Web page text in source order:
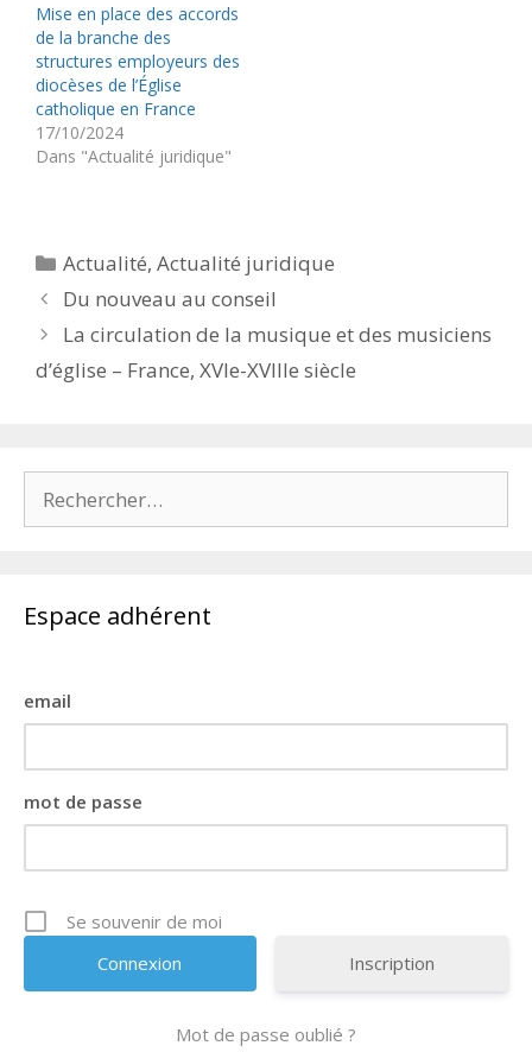
Mise en place des accords
de la branche des
structures employeurs des
diocèses de l’Église
catholique en France
17/10/2024
Dans "Actualité juridique"
Catégories
Actualité,Actualité juridique
Du nouveau au conseil
La circulation de la musique et des musiciens
d’église – France, XVIe-XVIIIe siècle
Espace adhérent
email
mot de passe
Se souvenir de moi
Inscription
Mot de passe oublié ?